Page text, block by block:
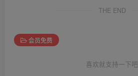
THE END
会员免费
喜欢就支持一下吧